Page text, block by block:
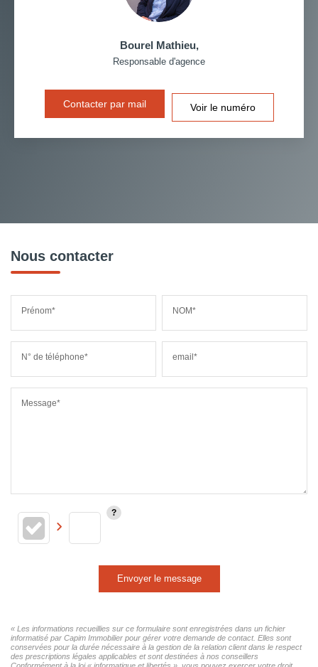
Bourel Mathieu,
Responsable d'agence
Contacter par mail Voir le numéro
Nous contacter
Prénom* NOM*
N° de téléphone* email*
Message*
Envoyer le message
« Les informations recueillies sur ce formulaire sont enregistrées dans un fichier
informatisé par Capim Immobilier pour gérer votre demande de contact. Elles sont
conservées pour la durée nécessaire à la gestion de la relation client dans le respect
des prescriptions légales applicables et sont destinées à nos conseillers
Conformément à la loi « informatique et libertés », vous pouvez exercer votre droit